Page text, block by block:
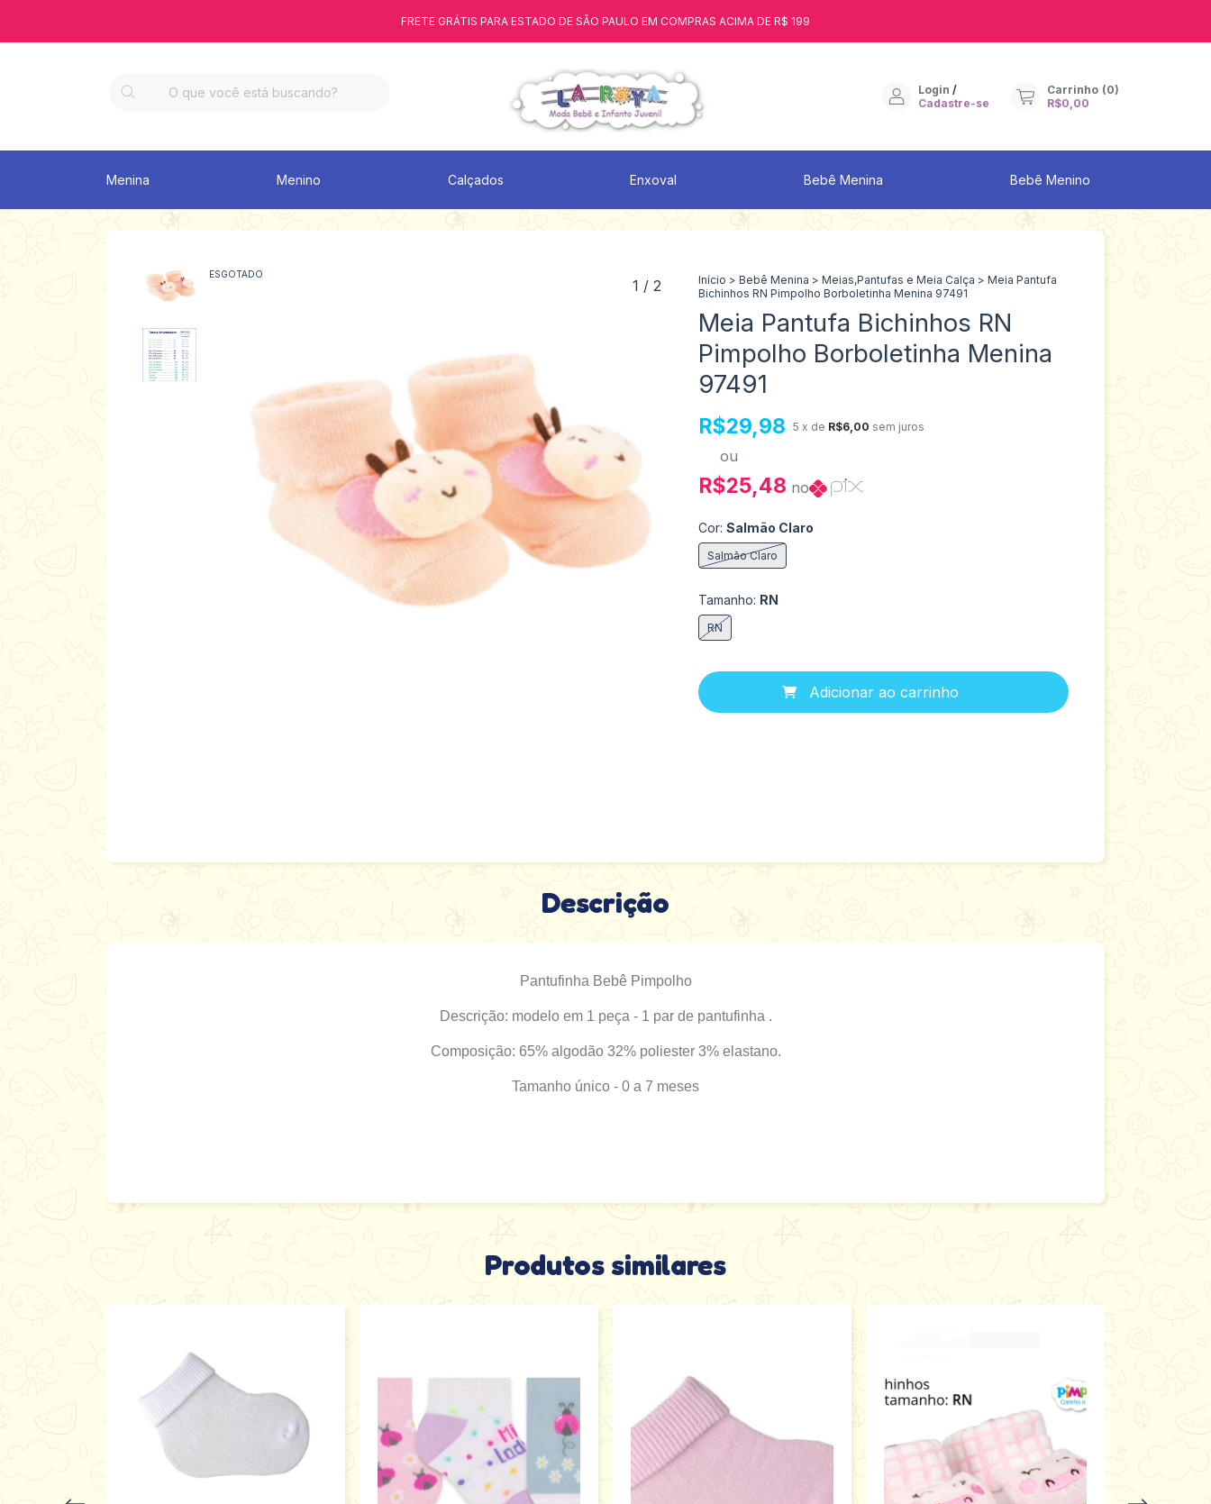
FRETE GRÁTIS PARA ESTADO DE SÃO PAULO EM COMPRAS ACIMA DE R$ 199
Login /
Cadastre-se
Carrinho (0)
R$0,00
Menina Menino Calçados Enxoval Bebê Menina Bebê Menino
ESGOTADO
1 / 2 Início > Bebê Menina > Meias,Pantufas e Meia Calça > Meia Pantufa
Bichinhos RN Pimpolho Borboletinha Menina 97491
Meia Pantufa Bichinhos RN
Pimpolho Borboletinha Menina
97491
R$29,98 5 x de R$6,00 sem juros
ou
R$25,48 no
Cor: Salmão Claro
Salmão Claro
Tamanho: RN
RN
Descrição
Pantufinha Bebê Pimpolho
Descrição: modelo em 1 peça - 1 par de pantufinha .
Composição: 65% algodão 32% poliester 3% elastano.
Tamanho único - 0 a 7 meses
Produtos similares